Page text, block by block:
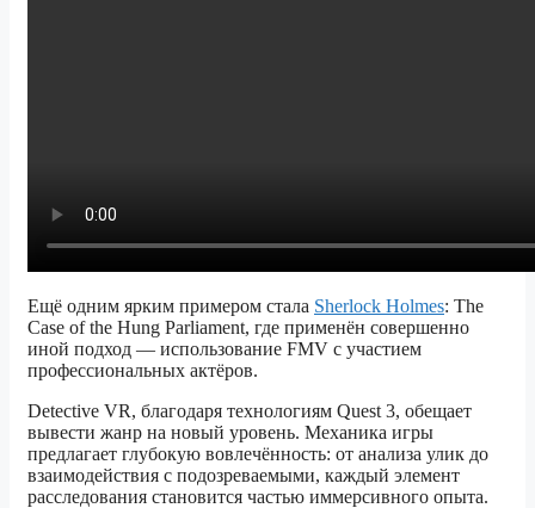
Ещё одним ярким примером стала Sherlock Holmes: The
Case of the Hung Parliament, где применён совершенно
иной подход — использование FMV с участием
профессиональных актёров.
Detective VR, благодаря технологиям Quest 3, обещает
вывести жанр на новый уровень. Механика игры
предлагает глубокую вовлечённость: от анализа улик до
взаимодействия с подозреваемыми, каждый элемент
расследования становится частью иммерсивного опыта.